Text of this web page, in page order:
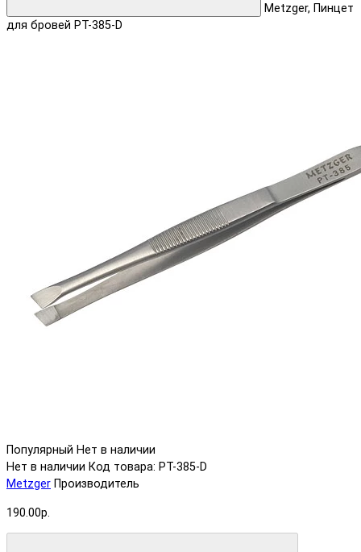
Metzger, Пинцет
для бровей PT-385-D
Популярный Нет в наличии
Нет в наличии Код товара: PT-385-D
Metzger Производитель
190.00р.